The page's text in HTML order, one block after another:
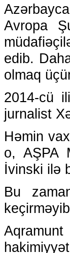
Avropa
edib.
olmaq
2014-cü
jurnalist
Həmin
o, AŞPA
İvinski ilə
Bu